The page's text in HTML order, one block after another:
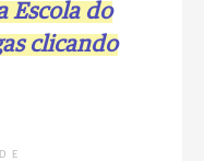
Escola do
clicando